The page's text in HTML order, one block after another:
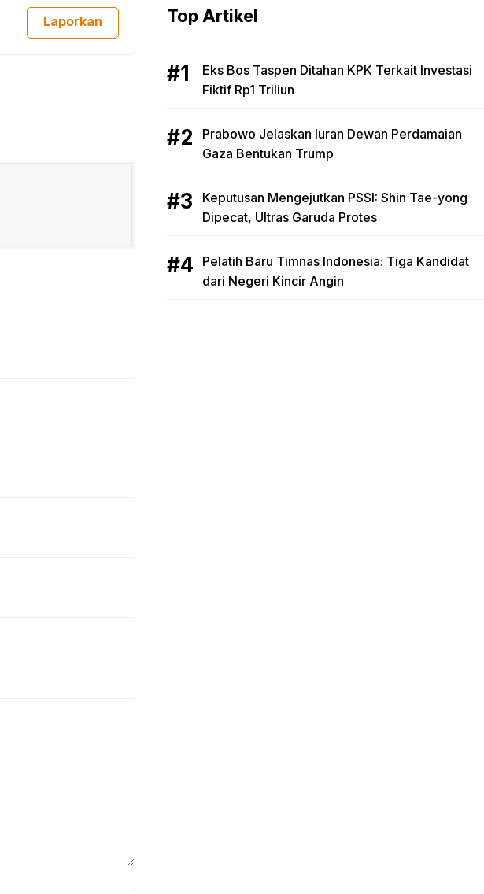
Laporkan Top Artikel
Eks Bos Taspen Ditahan KPK Terkait Investasi
Fiktif Rp1 Triliun
Prabowo Jelaskan Iuran Dewan Perdamaian
Gaza Bentukan Trump
Keputusan Mengejutkan PSSI: Shin Tae-yong
Dipecat, Ultras Garuda Protes
Pelatih Baru Timnas Indonesia: Tiga Kandidat
dari Negeri Kincir Angin